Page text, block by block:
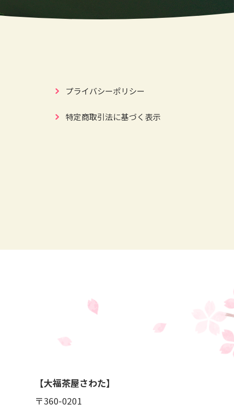
プライバシーポリシー
特定商取引法に基づく表示
【大福茶屋さわた】
〒360-0201